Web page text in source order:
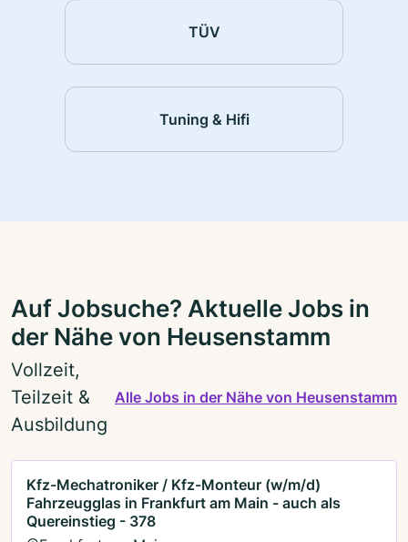
TÜV
Tuning & Hifi
Auf Jobsuche? Aktuelle Jobs in
der Nähe von Heusenstamm
Vollzeit,
Teilzeit &
Ausbildung
Alle Jobs in der Nähe von Heusenstamm
Kfz-Mechatroniker / Kfz-Monteur (w/m/d)
Fahrzeugglas in Frankfurt am Main - auch als
Quereinstieg - 378